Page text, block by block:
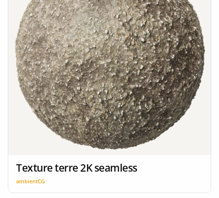
Texture terre 2K seamless
ambientCG